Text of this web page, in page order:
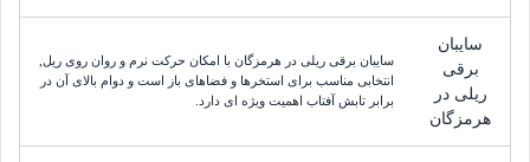
سایبان
برقی
ریلی در
هرمزگان
سایبان برقی ریلی در هرمزگان با امکان حرکت نرم و روان روی ریل,
انتخابی مناسب برای استخرها و فضاهای باز است و دوام بالای آن در
برابر تابش آفتاب اهمیت ویژه ای دارد.